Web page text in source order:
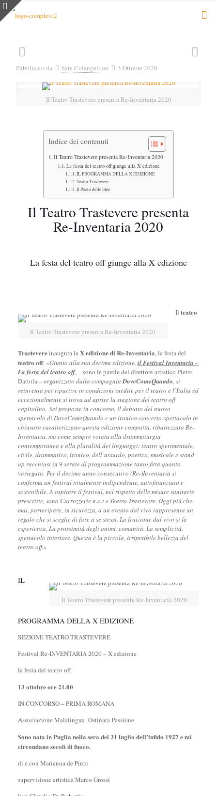
Pubblicato da Sara Colangeli on 3 Ottobre 2020
Il Teatro Trastevere presenta Re-Inventaria 2020
Indice dei contenuti
Il Teatro Trastevere presenta Re-Inventaria 2020
La festa del teatro off giunge alla X edizione
IL PROGRAMMA DELLA X EDIZIONE
Teatro Trastevere
Il Posto delle Idee
Il Teatro Trastevere presenta
Re-Inventaria 2020
La festa del teatro off giunge alla X edizione
Il Teatro Trastevere presenta Re-Inventaria 2020
Il teatro
Trastevereinaugura laX edizione di Re-Inventaria, la festa del
teatro off. «Giunto alla sua decima edizione, il Festival Inventaria –
La festa del teatro off, – sono le parole del direttore artistico Pietro
Dattola –organizzato dalla compagniaDoveComeQuando, si
reinventa per ripartire in condizioni inedite per il teatro e l’Italia ed
eccezionalmente si trova ad aprire la stagione del teatro off
capitolino. Sei proposte in concorso, il debutto del nuovo
spettacolo di DoveComeQuando e un ironico concerto-spettacolo in
chiusura caratterizzano questa edizione compatta, ribattezzata Re-
Inventaria, ma come sempre votata alla drammaturgia
contemporanea e alla pluralità dei linguaggi: teatro sperimentale,
civile, drammatico, ironico, dell’assurdo, poetico, musicale e stand-
up racchiusi in 9 serate di programmazione tanto fitta quanto
variegata. Per il decimo anno consecutivo (Re-)Inventaria si
conferma un festival totalmente indipendente, autofinanziato e
sostenibile. A ospitare il festival, nel rispetto delle misure sanitarie
prescritte, sono Carrozzerie n.o.t e Teatro Trastevere. Oggi più che
mai, partecipare, in sicurezza, a un evento dal vivo rappresenta un
regalo che si sceglie di fare a se stessi. La fruizione dal vivo si fa
esperienza. La prossimità degli animi, comunità. La semplicità,
spettacolo interiore. Questa è la piccola, irripetibile bellezza del
teatro off.»
Il Teatro Trastevere presenta Re-Inventaria 2020
IL
PROGRAMMA DELLA X EDIZIONE
SEZIONE TEATRO TRASTEVERE
Festival Re-INVENTARIA 2020 – X edizione
la festa del teatro off
13 ottobre ore 21.00
IN CONCORSO – PRIMA ROMANA
Associazione Malalingua Ostinata Passione
Sono nata in Puglia nella sera del 31 luglio dell’infido 1927 e mi
circondano secoli di fuoco.
di e con Marianna de Pinto
supervisione artistica Marco Grossi